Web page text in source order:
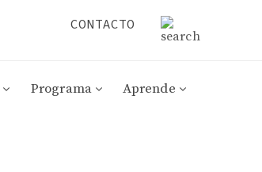
CONTACTO
Programa Aprende